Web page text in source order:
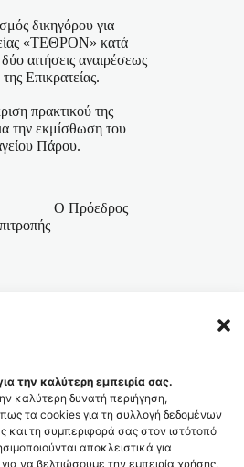
την καλύτερη εμπειρία σας.
καλύτερη δυνατή περιήγηση,
τα cookies για τη συλλογή δεδομένων
και τη συμπεριφορά σας στον ιστότοπό
αποκλειστικά για
να βελτιώσουμε την εμπειρία χρήσης.
δικηγόρου για
«ΤΕΘΡΟΝ» κατά
αιτήσεις αναιρέσεως
Επικρατείας.
πρακτικού της
την εκμίσθωση του
Πάρου.
Ο Πρόεδρος